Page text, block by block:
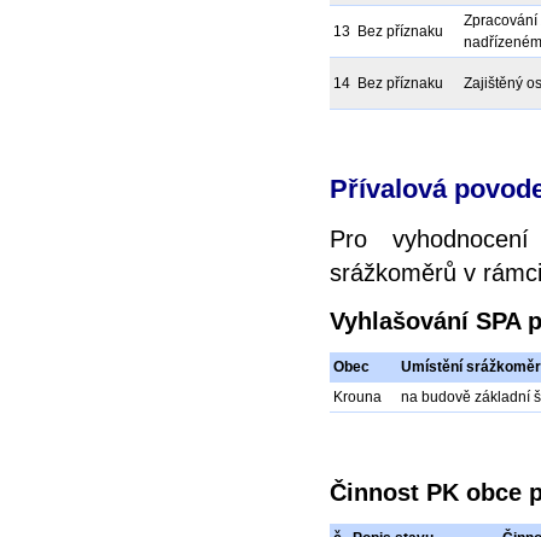
13 Bez příznaku
Zpracování
14 Bez příznaku Zajištěný
Přívalová
Pro
srážkoměrů v
Vyhlašování SPA
Obec
Umístění
Krouna
na budově základní
Činnost PK obce